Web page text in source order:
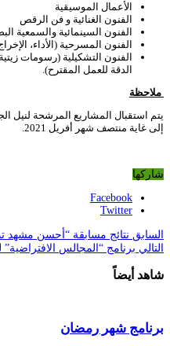
الأعمال الموسيقية
الفنون الغنائية و فن الرقص
الفنون السينمائية والسمعية
الفنون المسرحية (الأداء،
الدقة للعمل المقترح).
ملاحظة
إلى غاية منتصف شهر أفريل 2021.
شاركها
Facebook
Twitter
السابق نتائج مسابقة “أحسن مشهد
التالي برنامج “المجالس
شاهد أيضاً
برنامج شهر رمضان